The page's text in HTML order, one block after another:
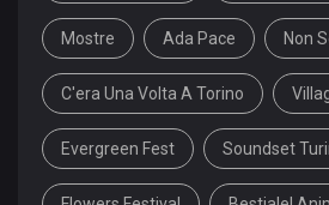
Mostre Ada Pace Non
C'era Una Volta A Torino
Evergreen Fest Soundset